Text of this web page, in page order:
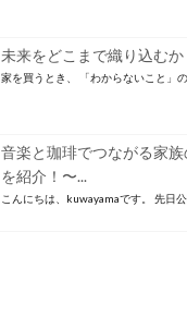
未来をどこまで織り込むか
家を買うとき、 「わからないこと」
音楽と珈琲でつながる家
を紹介！〜...
こんにちは、kuwayamaです。 先日公